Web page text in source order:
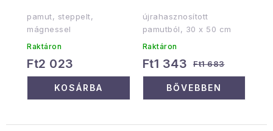
pamut, steppelt,
mágnessel
Raktáron
Ft2 023
KOSÁRBA
újrahasznosított
pamutból, 30 x 50 cm
Raktáron
Ft1 343 Ft1 683
BŐVEBBEN